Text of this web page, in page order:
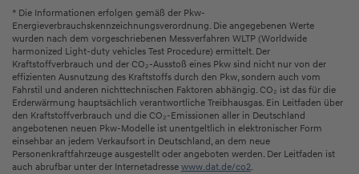
* Die Informationen erfolgen gemäß der Pkw-
Energieverbrauchskennzeichnungsverordnung. Die angegebenen Werte
wurden nach dem vorgeschriebenen Messverfahren WLTP (Worldwide
harmonized Light-duty vehicles Test Procedure) ermittelt. Der
Kraftstoffverbrauch und der CO₂-Ausstoß eines Pkw sind nicht nur von der
effizienten Ausnutzung des Kraftstoffs durch den Pkw, sondern auch vom
Fahrstil und anderen nichttechnischen Faktoren abhängig. CO₂ ist das für die
Erderwärmung hauptsächlich verantwortliche Treibhausgas. Ein Leitfaden über
den Kraftstoffverbrauch und die CO₂-Emissionen aller in Deutschland
angebotenen neuen Pkw-Modelle ist unentgeltlich in elektronischer Form
einsehbar an jedem Verkaufsort in Deutschland, an dem neue
Personenkraftfahrzeuge ausgestellt oder angeboten werden. Der Leitfaden ist
auch abrufbar unter der Internetadresse www.dat.de/co2.